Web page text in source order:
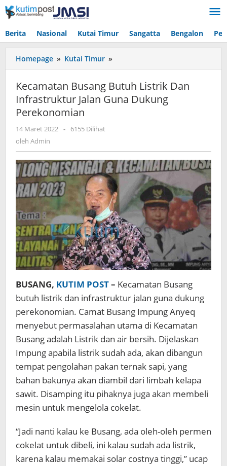
Lewati
ke
Berita Nasional Kutai Timur Sangatta Bengalon
Homepage » Kutai Timur »
Busang
Listrik
Dan
Perekonomian
Kecamatan Busang Butuh Listrik Dan
Infrastruktur Jalan Guna Dukung
Perekonomian
14 Maret 2022 oleh
-
6155 Dilihat
oleh Admin
BUSANG, KUTIM POST– Kecamatan Busang
butuh listrik dan infrastruktur jalan guna dukung
perekonomian. Camat Busang Impung Anyeq
menyebut permasalahan utama di Kecamatan
Busang adalah Listrik dan air bersih. Dijelaskan
Impung apabila listrik sudah ada, akan dibangun
tempat pengolahan pakan ternak sapi, yang
bahan bakunya akan diambil dari limbah kelapa
sawit. Disamping itu pihaknya juga akan membeli
mesin untuk mengelola cokelat.
“Jadi nanti kalau ke Busang, ada oleh-oleh permen
cokelat untuk dibeli, ini kalau sudah ada listrik,
karena kalau memakai solar costnya tinggi,” ucap